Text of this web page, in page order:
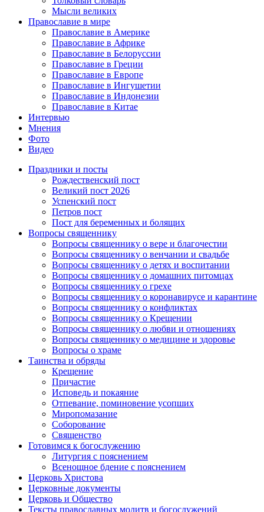
Мысли великих
Православие в мире
Православие в Америке
Православие в Африке
Православие в Белоруссии
Православие в Греции
Православие в Европе
Православие в Ингушетии
Православие в Индонезии
Православие в Китае
Интервью
Мнения
Фото
Видео
Праздники и посты
Рождественский пост
Великий пост 2026
Успенский пост
Петров пост
Пост для беременных и болящих
Вопросы священнику
Вопросы священнику о вере и благочестии
Вопросы священнику о венчании и свадьбе
Вопросы священнику о детях и воспитании
Вопросы священнику о домашних питомцах
Вопросы священнику о грехе
Вопросы священнику о коронавирусе и карантине
Вопросы священнику о конфликтах
Вопросы священнику о Крещении
Вопросы священнику о любви и отношениях
Вопросы священнику о медицине и здоровье
Вопросы о храме
Таинства и обряды
Крещение
Причастие
Исповедь и покаяние
Отпевание, поминовение усопших
Миропомазание
Соборование
Священство
Готовимся к богослужению
Литургия с пояснением
Всенощное бдение с пояснением
Церковь Христова
Церковные документы
Церковь и Общество
Тексты православных молитв и богослужений